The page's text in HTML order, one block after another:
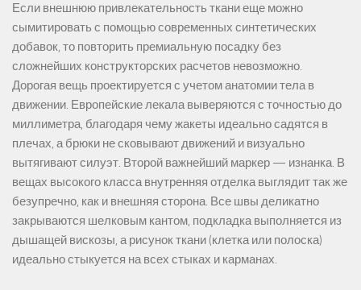
Если внешнюю привлекательность ткани еще можно
сымитировать с помощью современных синтетических
добавок, то повторить премиальную посадку без
сложнейших конструкторских расчетов невозможно.
Дорогая вещь проектируется с учетом анатомии тела в
движении. Европейские лекала выверяются с точностью до
миллиметра, благодаря чему жакеты идеально садятся в
плечах, а брюки не сковывают движений и визуально
вытягивают силуэт. Второй важнейший маркер — изнанка. В
вещах высокого класса внутренняя отделка выглядит так же
безупречно, как и внешняя сторона. Все швы деликатно
закрываются шелковым кантом, подкладка выполняется из
дышащей вискозы, а рисунок ткани (клетка или полоска)
идеально стыкуется на всех стыках и карманах.